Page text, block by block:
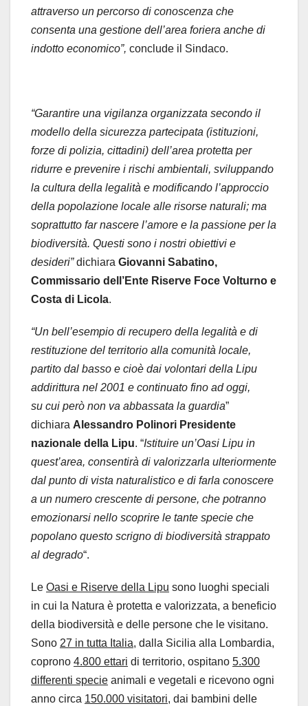
attraverso un percorso di conoscenza che
consenta una gestione dell’area foriera anche di
indotto economico”, conclude il Sindaco.
“Garantire una vigilanza organizzata secondo il
modello della sicurezza partecipata (istituzioni,
forze di polizia, cittadini) dell’area protetta per
ridurre e prevenire i rischi ambientali, sviluppando
la cultura della legalità e modificando l’approccio
della popolazione locale alle risorse naturali; ma
soprattutto far nascere l’amore e la passione per la
biodiversità. Questi sono i nostri obiettivi e
desideri”dichiara Giovanni Sabatino,
Commissario dell’Ente Riserve Foce Volturno e
Costa di Licola.
“Un bell’esempio di recupero della legalità e di
restituzione del territorio alla comunità locale,
partito dal basso e cioè dai volontari della Lipu
addirittura nel 2001 e continuato fino ad oggi,
su cui però non va abbassata la guardia”
dichiara Alessandro Polinori Presidente
nazionale della Lipu. “Istituire un’Oasi Lipu in
quest’area, consentirà di valorizzarla ulteriormente
dal punto di vista naturalistico e di farla conoscere
a un numero crescente di persone, che potranno
emozionarsi nello scoprire le tante specie che
popolano questo scrigno di biodiversità strappato
al degrado“.
Le Oasi e Riserve della Lipu sono luoghi speciali
in cui la Natura è protetta e valorizzata, a beneficio
della biodiversità e delle persone che le visitano.
Sono 27 in tutta Italia, dalla Sicilia alla Lombardia,
coprono 4.800 ettari di territorio, ospitano 5.300
differenti specie animali e vegetali e ricevono ogni
anno circa 150.000 visitatori, dai bambini delle